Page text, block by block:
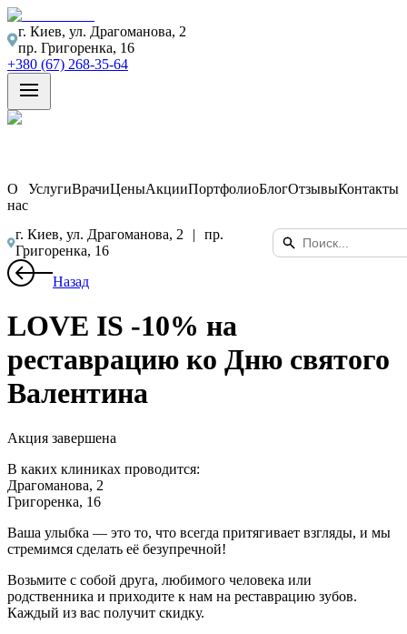
г. Киев, ул. Драгоманова, 2
пр. Григоренка, 16
+380 (67) 268-35-64
О
нас
УслугиВрачиЦеныАкцииПортфолиоБлогОтзывыКонтакты
г. Киев, ул. Драгоманова, 2 |
пр.
Григоренка, 16
Назад
LOVE IS -10% на
реставрацию ко Дню святого
Валентина
Акция завершена
В каких клиниках проводится:
Драгоманова, 2
Григоренка, 16
Ваша улыбка — это то, что всегда притягивает взгляды, и мы
стремимся сделать её безупречной!
Возьмите с собой друга, любимого человека или
родственника и приходите к нам на реставрацию зубов.
Каждый из вас получит скидку.